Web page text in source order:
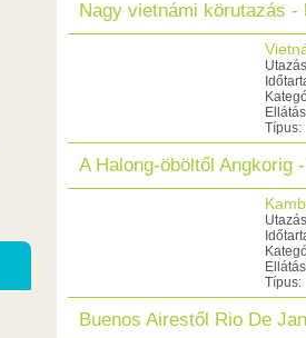
Nagy vietnámi körutazás -
Típus:
A Halong-öböltől Angkorig
Típus:
Buenos Airestől Rio De